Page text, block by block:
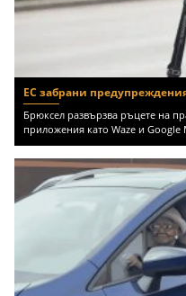
ЕС забрани
Брюксел развързва ръцете на
приложения като Waze и Google